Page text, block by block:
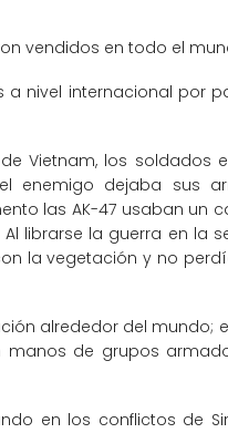
vendidos en todo el
nivel internacional por
Vietnam, los soldados
enemigo dejaba sus
las AK-47 usaban un
librarse la guerra en la
la vegetación y no
alrededor del mundo;
de grupos
en los conflictos de